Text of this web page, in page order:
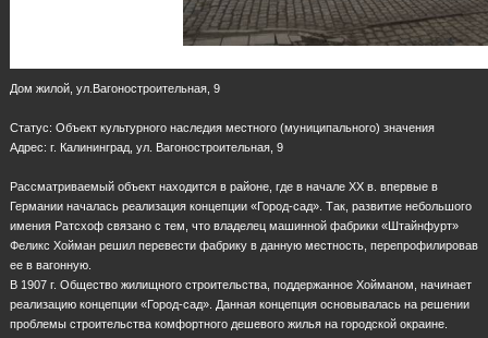
Дом жилой, ул.Вагоностроительная, 9
Статус: Объект культурного наследия местного (муниципального) значения
Адрес: г. Калининград, ул. Вагоностроительная, 9
Рассматриваемый объект находится в районе, где в начале XX в. впервые в
Германии началась реализация концепции «Город-сад». Так, развитие небольшого
имения Ратсхоф связано с тем, что владелец машинной фабрики «Штайнфурт»
Феликс Хойман решил перевести фабрику в данную местность, перепрофилировав
ее в вагонную.
В 1907 г. Общество жилищного строительства, поддержанное Хойманом, начинает
реализацию концепции «Город-сад». Данная концепция основывалась на решении
проблемы строительства комфортного дешевого жилья на городской окраине.